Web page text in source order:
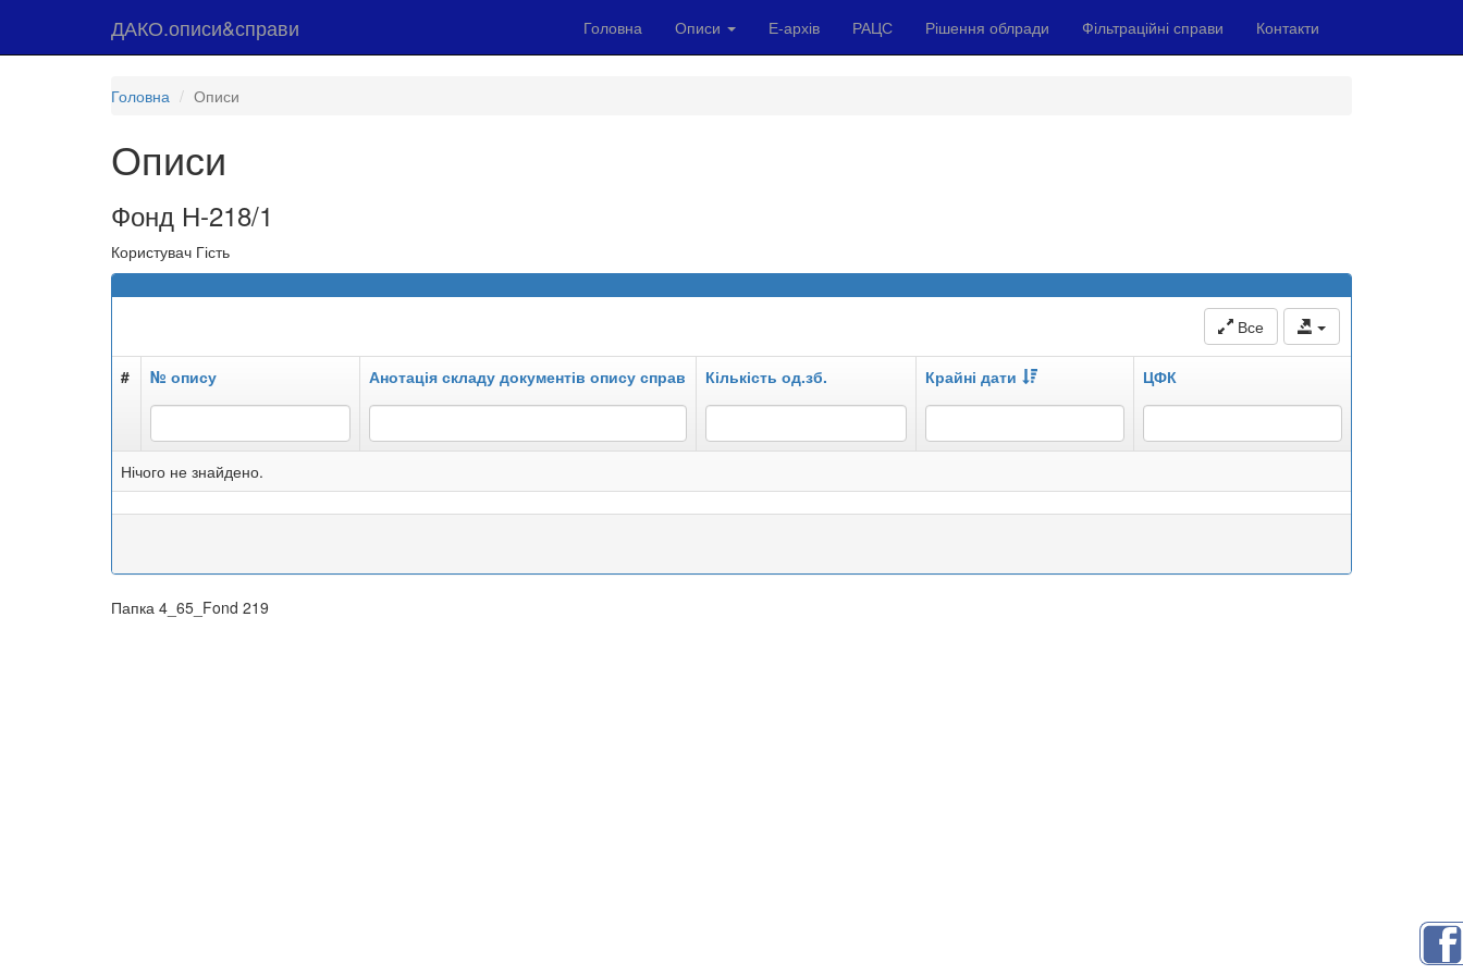
ДАКО.описи&справи Головна Описи Е-архів РАЦС Рішення облради Фільтраційні справи Контакти
Головна Описи
Описи
Фонд Н-218/1
Користувач Гість
Все
# № опису Анотація складу документів опису справ Кількість од.зб. Крайні дати ЦФК
Нічого не знайдено.
Папка 4_65_Fond 219